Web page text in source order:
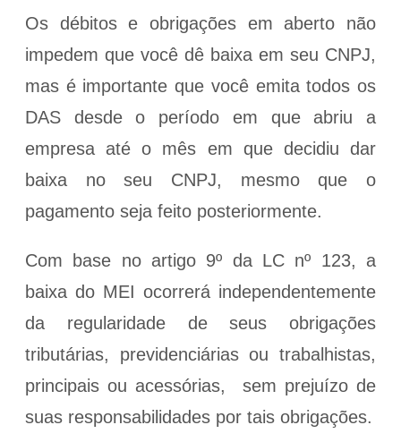
Os débitos e obrigações em aberto não
impedem que você dê baixa em seu CNPJ,
mas é importante que você emita todos os
DAS desde o período em que abriu a
empresa até o mês em que decidiu dar
baixa no seu CNPJ, mesmo que o
pagamento seja feito posteriormente.
Com base no artigo 9º da LC nº 123, a
baixa do MEI ocorrerá independentemente
da regularidade de seus obrigações
tributárias, previdenciárias ou trabalhistas,
principais ou acessórias, sem prejuízo de
suas responsabilidades por tais obrigações.